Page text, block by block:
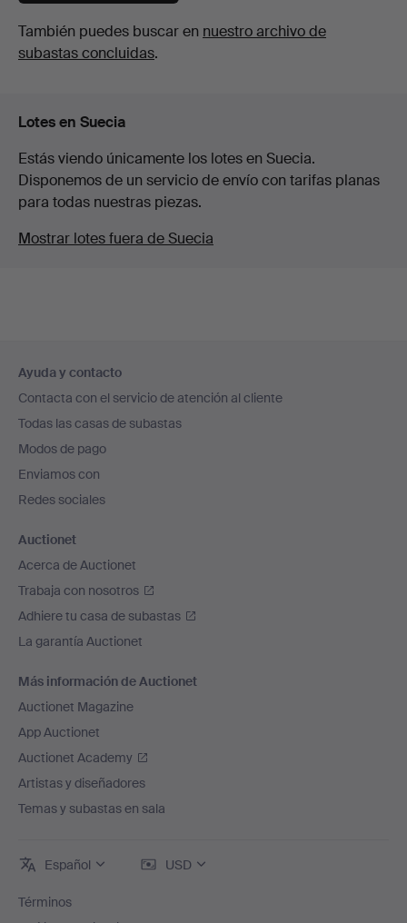
También puedes buscar en nuestro archivo de
subastas concluidas.
Lotes en Suecia
Estás viendo únicamente los lotes en Suecia.
Disponemos de un servicio de envío con tarifas planas
para todas nuestras piezas.
Mostrar lotes fuera de Suecia
en
el
pie
de
página
Ayuda y contacto
Contacta con el servicio de atención al cliente
Todas las casas de subastas
Modos de pago
Enviamos con
Redes sociales
Auctionet
Acerca de Auctionet
Trabaja con nosotros
Adhiere tu casa de subastas
La garantía Auctionet
Más información de Auctionet
Auctionet Magazine
App Auctionet
Auctionet Academy
Artistas y diseñadores
Temas y subastas en sala
Español USD
Términos